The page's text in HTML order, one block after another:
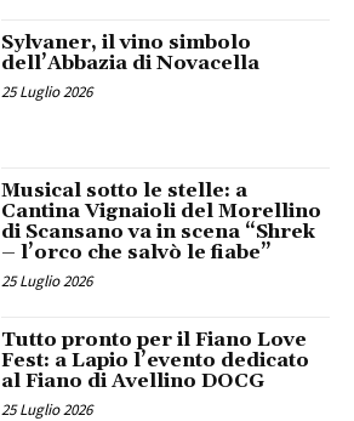
Sylvaner, il vino simbolo
dell’Abbazia di Novacella
25 Luglio 2026
Musical sotto le stelle: a
Cantina Vignaioli del Morellino
di Scansano va in scena “Shrek
– l’orco che salvò le fiabe”
25 Luglio 2026
Tutto pronto per il Fiano Love
Fest: a Lapio l’evento dedicato
al Fiano di Avellino DOCG
25 Luglio 2026